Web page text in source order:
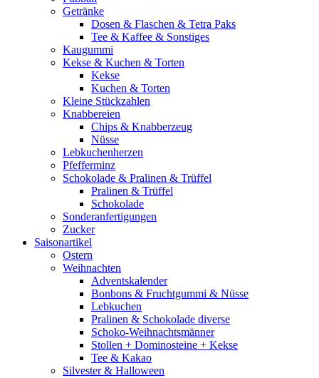
Getränke
Dosen & Flaschen & Tetra Paks
Tee & Kaffee & Sonstiges
Kaugummi
Kekse & Kuchen & Torten
Kekse
Kuchen & Torten
Kleine Stückzahlen
Knabbereien
Chips & Knabberzeug
Nüsse
Lebkuchenherzen
Pfefferminz
Schokolade & Pralinen & Trüffel
Pralinen & Trüffel
Schokolade
Sonderanfertigungen
Zucker
Saisonartikel
Ostern
Weihnachten
Adventskalender
Bonbons & Fruchtgummi & Nüsse
Lebkuchen
Pralinen & Schokolade diverse
Schoko-Weihnachtsmänner
Stollen + Dominosteine + Kekse
Tee & Kakao
Silvester & Halloween